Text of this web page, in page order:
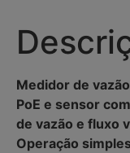
Medidor de
PoE e sensor
de vazão e fluxo
Operação